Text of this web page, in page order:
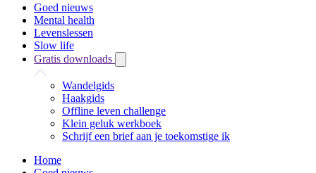
Goed nieuws
Mental health
Levenslessen
Slow life
Gratis downloads
Wandelgids
Haakgids
Offline leven challenge
Klein geluk werkboek
Schrijf een brief aan je toekomstige ik
Home